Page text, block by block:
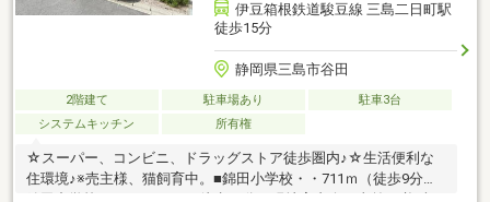
伊豆箱根鉄道駿豆線 三島二日町駅
徒歩15分
静岡県三島市谷田
2階建て 駐車場あり
駐車3台
システムキッチン
所有権
☆スーパー、コンビニ、ドラッグストア徒歩圏内♪☆生活便利な
住環境♪※売主様、猫飼育中。■錦田小学校・・711ｍ（徒歩9分）■